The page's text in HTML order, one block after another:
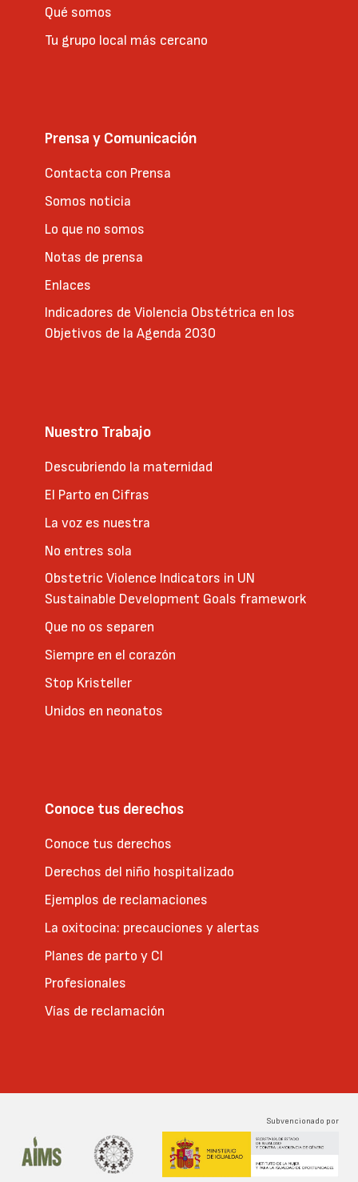
Qué somos
Tu grupo local más cercano
Prensa y Comunicación
Contacta con Prensa
Somos noticia
Lo que no somos
Notas de prensa
Enlaces
Indicadores de Violencia Obstétrica en los
Objetivos de la Agenda 2030
Nuestro Trabajo
Descubriendo la maternidad
El Parto en Cifras
La voz es nuestra
No entres sola
Obstetric Violence Indicators in UN
Sustainable Development Goals framework
Que no os separen
Siempre en el corazón
Stop Kristeller
Unidos en neonatos
Conoce tus derechos
Conoce tus derechos
Derechos del niño hospitalizado
Ejemplos de reclamaciones
La oxitocina: precauciones y alertas
Planes de parto y CI
Profesionales
Vías de reclamación
Subvencionado por